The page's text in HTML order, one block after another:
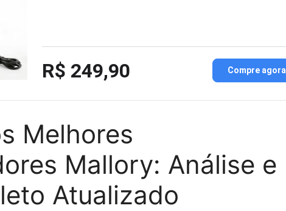
R$ 249,90 Compre agora
Melhores
Mallory: Análise e
Atualizado